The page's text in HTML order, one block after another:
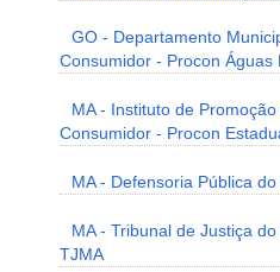
GO - Departamento
Consumidor - Procon Águas
MA - Instituto de
Consumidor - Procon
MA - Defensoria Pública
MA - Tribunal de Justiça
TJMA